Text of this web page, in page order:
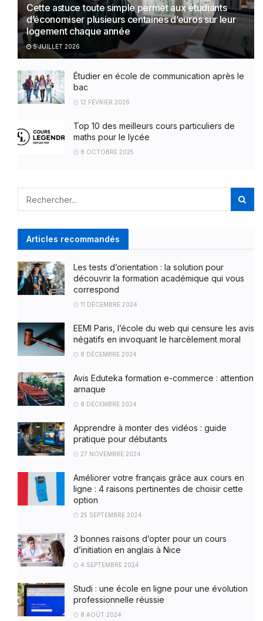
Cette astuce toute simple permet aux étudiants
d’économiser plusieurs centaines d’euros sur leur
logement chaque année
5 JUILLET 2026
Étudier en école de communication après le
bac
12 FÉVRIER 2026
Top 10 des meilleurs cours particuliers de
maths pour le lycée
8 OCTOBRE 2025
Articles recommandés
Les tests d’orientation : la solution pour
découvrir la formation académique qui vous
correspond
11 DÉCEMBRE 2024
EEMI Paris, l’école du web qui censure les avis
négatifs en invoquant le harcèlement moral
8 DÉCEMBRE 2024
Avis Eduteka formation e-commerce : attention
arnaque
8 DÉCEMBRE 2024
Apprendre à monter des vidéos : guide
pratique pour débutants
27 NOVEMBRE 2024
Améliorer votre français grâce aux cours en
ligne : 4 raisons pertinentes de choisir cette
option
25 SEPTEMBRE 2024
3 bonnes raisons d’opter pour un cours
d’initiation en anglais à Nice
4 SEPTEMBRE 2024
Studi : une école en ligne pour une évolution
professionnelle réussie
8 AOÛT 2024